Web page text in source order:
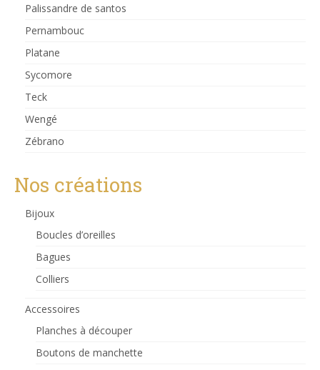
Palissandre de santos
Pernambouc
Platane
Sycomore
Teck
Wengé
Zébrano
Nos créations
Bijoux
Boucles d’oreilles
Bagues
Colliers
Accessoires
Planches à découper
Boutons de manchette